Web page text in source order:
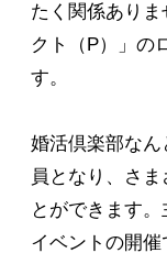
たく関係あり
クト（P）」の
す。
婚活倶楽部な
員となり、さ
とができます
イベントの開